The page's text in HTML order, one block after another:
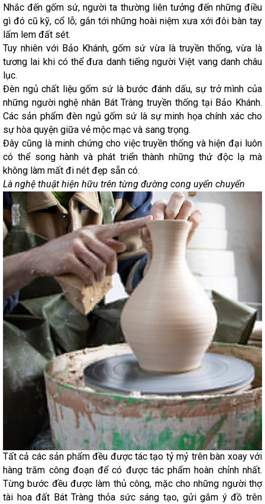
Nhắc đến gốm sứ, người ta thường liên tưởng đến những điều
gì đó cũ kỹ, cổ lỗ; gắn tới những hoài niệm xưa xới đôi bàn tay
lấm lem đất sét.
Tuy nhiên với Bảo Khánh, gốm sứ vừa là truyền thống, vừa là
tương lai khi có thể đưa danh tiếng người Việt vang danh châu
lục.
Đèn ngủ chất liệu gốm sứ là bước đánh dấu, sự trở mình của
những người nghệ nhân Bát Tràng truyền thống tại Bảo Khánh.
Các sản phẩm đèn ngủ gốm sứ là sự minh họa chính xác cho
sự hòa quyện giữa vẻ mộc mạc và sang trọng.
Đây cũng là minh chứng cho việc truyền thống và hiện đại luôn
có thể song hành và phát triển thành những thứ độc lạ mà
không làm mất đi nét đẹp sẵn có.
Là nghệ thuật hiện hữu trên từng đường cong uyển chuyển
Tất cả các sản phẩm đều được tác tạo tỷ mỷ trên bàn xoay với
hàng trăm công đoạn để có được tác phẩm hoàn chỉnh nhất.
Từng bước đều được làm thủ công, mặc cho những người thợ
tài hoa đất Bát Tràng thỏa sức sáng tạo, gửi gắm ý đồ trên